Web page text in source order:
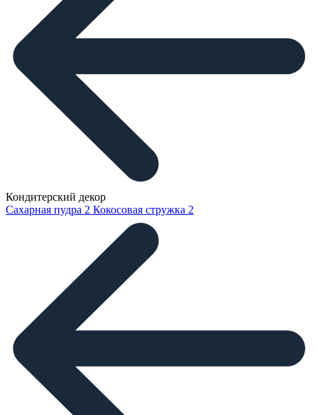
Кондитерский декор
Сахарная пудра 2 Кокосовая стружка 2